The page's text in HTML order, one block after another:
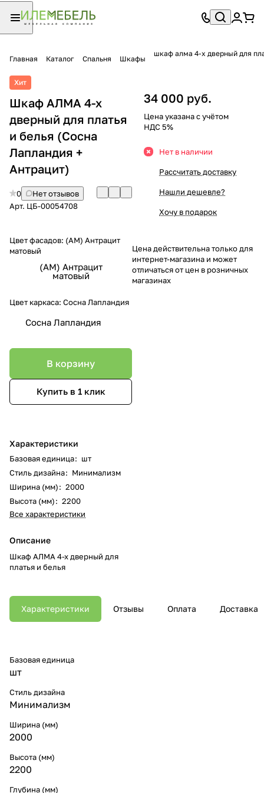
Главная Каталог Спальня Шкафы
шкаф алма 4-х дверный для
Хит
Шкаф АЛМА 4-х
дверный для платья
и белья (Сосна
Лапландия +
Антрацит)
0
Нет отзывов
Арт. ЦБ-00054708
Цвет фасадов: (АМ) Антрацит
матовый
(АМ) Антрацит
матовый
Цвет каркаса: Сосна Лапландия
Сосна Лапландия
В корзину
Купить в 1 клик
Характеристики
Базовая единица: шт
Стиль дизайна: Минимализм
Ширина (мм): 2000
Высота (мм): 2200
Все характеристики
Описание
Шкаф АЛМА 4-х дверный для
платья и белья
34 000 руб.
Цена указана с учётом
НДС 5%
Нет в наличии
Рассчитать доставку
Нашли дешевле?
Хочу в подарок
Цена действительна только для
интернет-магазина и может
отличаться от цен в розничных
магазинах
Характеристики Отзывы Оплата Доставка
Базовая единица
шт
Стиль дизайна
Минимализм
Ширина (мм)
2000
Высота (мм)
2200
Глубина (мм)